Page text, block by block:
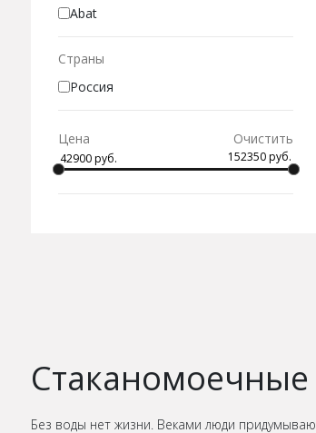
Abat
Страны
Россия
Цена Очистить
Без воды нет жизни. Веками люди